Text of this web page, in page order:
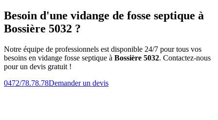
Besoin d'une vidange de fosse septique à
Bossière 5032 ?
Notre équipe de professionnels est disponible 24/7 pour tous vos
besoins en vidange fosse septique à Bossière 5032. Contactez-nous
pour un devis gratuit !
0472/78.78.78Demander un devis